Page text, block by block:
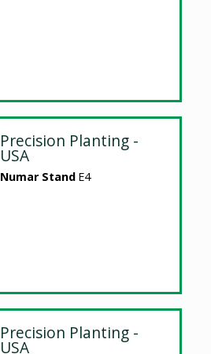
Precision Planting -
USA
Numar Stand E4
Precision Planting -
USA